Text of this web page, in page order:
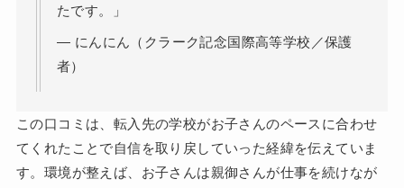
たです。」
— にんにん（クラーク記念国際高等学校／保護
者）
この口コミは、転入先の学校がお子さんのペースに合わせ
てくれたことで自信を取り戻していった経緯を伝えていま
す。環境が整えば、お子さんは親御さんが仕事を続けなが